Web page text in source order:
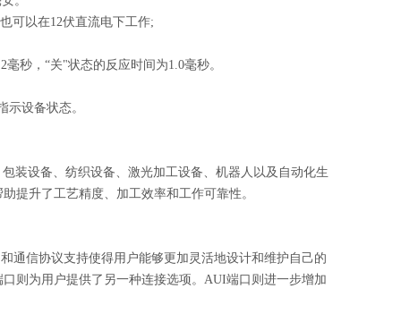
可以在12伏直流电下工作;
秒，“关"状态的反应时间为1.0毫秒。
设备状态。
装设备、纺织设备、激光加工设备、机器人以及自动化生
提升了工艺精度、加工效率和工作可靠性。
通信协议支持使得用户能够更加灵活地设计和维护自己的
口则为用户提供了另一种连接选项。AUI端口则进一步增加